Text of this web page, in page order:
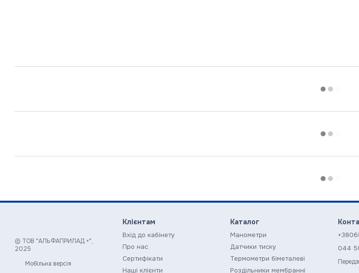
© ТОВ "АЛЬФАПРИЛАД +",
2025
Мобільна версія
Клієнтам
Вхід до кабінету
Про нас
Сертифікати
Наші клієнти
Каталог
Манометри
Датчики тиску
Термометри біметалеві
Роздільники мембранні
044